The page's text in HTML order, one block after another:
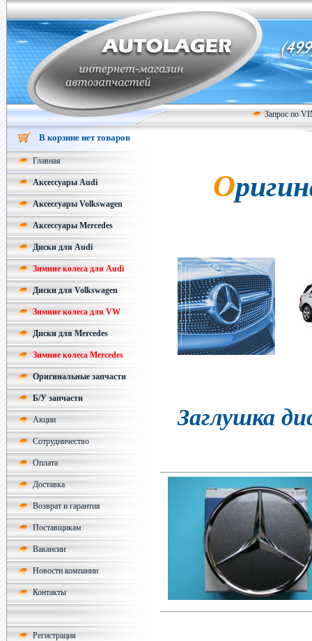
Запрос по
В корзине нет товаров
Главная
Аксессуары Audi
Аксессуары Volkswagen
Аксессуары Mercedes
Диски для Audi
Зимние колеса для Audi
Диски для Volkswagen
Зимние колеса для VW
Диски для Mercedes
Зимние колеса Mercedes
Оригинальные запчасти
Б/У запчасти
Акции
Сотрудничество
Оплата
Доставка
Возврат и гарантия
Поставщикам
Вакансии
Новости компании
Контакты
Регистрация
Оригинальные колесные диски
Заглушка